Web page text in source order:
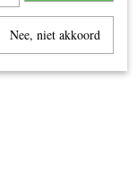
Nee, niet akkoord